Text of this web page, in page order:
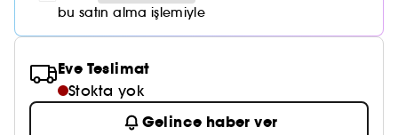
Maske
Cilt Bakım Setleri
Saç Bakım Setleri
Okyanus Esansı
Nemlendirici Bakım
Kızarıklık için Bakım
Sıkılaştırıcı ve Lifting Etkili Bakım
Karma ve Yağlı Saçlar
CHAMPO
LE MONDE GOURMAND
SUMMER FRIDAYS
ERBORIAN
SUPERGOOP!
GISOU
bu satın alma işlemiyle
Eve Teslimat
Stokta yok
Gelince haber ver